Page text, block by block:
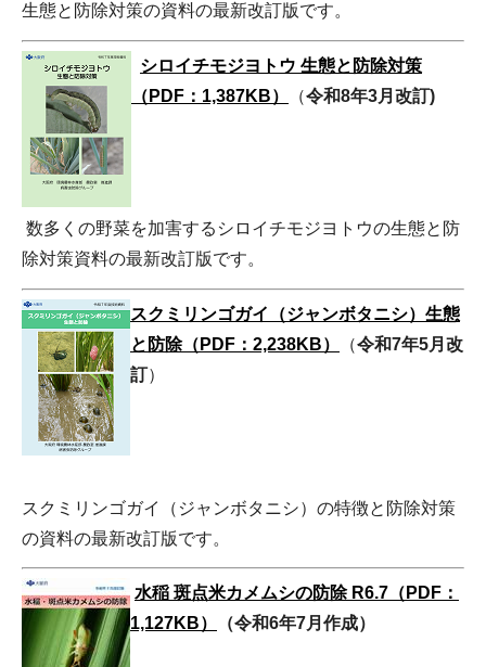
生態と防除対策の資料の最新改訂版です。
シロイチモジヨトウ 生態と防除対策
（PDF：1,387KB）
（令和8年3月改訂)
数多くの野菜を加害するシロイチモジヨトウの生態と防
除対策資料の最新改訂版です。
スクミリンゴガイ（ジャンボタニシ）生態
と防除（PDF：2,238KB）
（令和7年5月改
訂）
スクミリンゴガイ（ジャンボタニシ）の特徴と防除対策
の資料の最新改訂版です。
水稲 斑点米カ メムシの防除 R6.7（PDF：
1,127KB）
（令和6年7月作成）